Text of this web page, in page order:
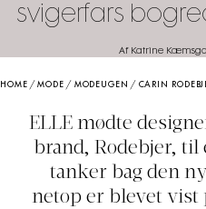
svigerfars
Af Katrine
HOME /MODE / MODEUGEN / CARIN RODEBJER: ”JEG
ELLE mødte
brand, Rodebjer, til
tanker bag den
netop er blevet vist